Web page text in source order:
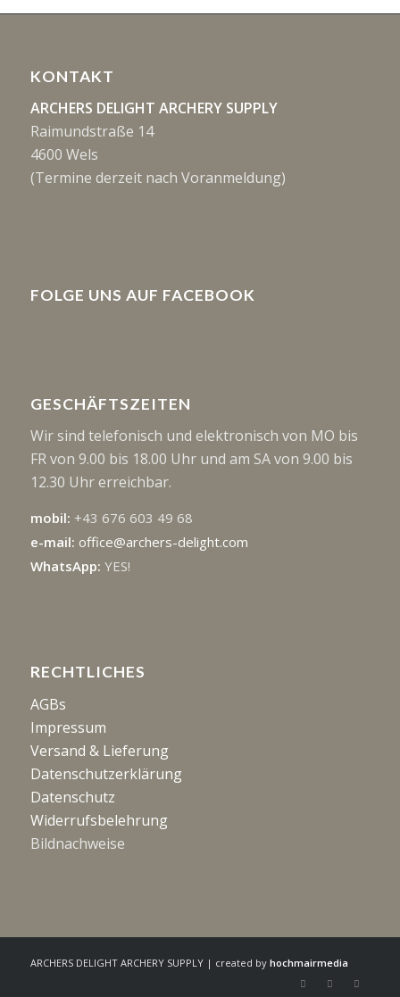
KONTAKT
ARCHERS DELIGHT ARCHERY SUPPLY
Raimundstraße 14
4600 Wels
(Termine derzeit nach Voranmeldung)
FOLGE UNS AUF FACEBOOK
GESCHÄFTSZEITEN
Wir sind telefonisch und elektronisch von MO bis
FR von 9.00 bis 18.00 Uhr und am SA von 9.00 bis
12.30 Uhr erreichbar.
mobil: +43 676 603 49 68
e-mail: office@archers-delight.com
WhatsApp: YES!
RECHTLICHES
AGBs
Impressum
Versand & Lieferung
Datenschutzerklärung
Datenschutz
Widerrufsbelehrung
Bildnachweise
ARCHERS DELIGHT ARCHERY SUPPLY | created by hochmairmedia